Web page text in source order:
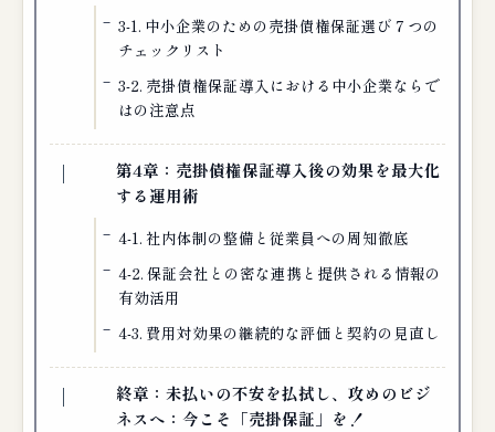
3-1. 中小企業のための売掛債権保証選び７つの
チェックリスト
3-2. 売掛債権保証導入における中小企業ならで
はの注意点
第4章：売掛債権保証導入後の効果を最大化
する運用術
4-1. 社内体制の整備と従業員への周知徹底
4-2. 保証会社との密な連携と提供される情報の
有効活用
4-3. 費用対効果の継続的な評価と契約の見直し
終章：未払いの不安を払拭し、攻めのビジ
ネスへ：今こそ「売掛保証」を！